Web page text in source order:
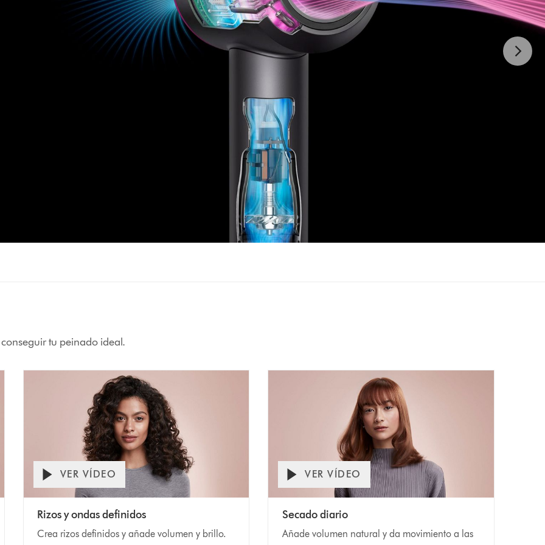
tu peinado ideal.
VER VÍDEO
Rizos y ondas definidos
Crea rizos definidos y añade volumen y brillo.
VER VÍDEO
Secado diario
Añade volumen natural y da movimiento a las